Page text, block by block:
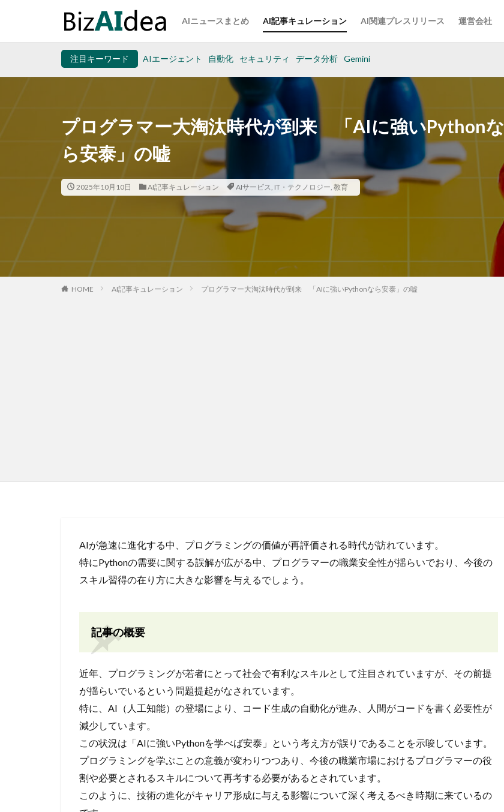
AIニュースまとめ AI記事キュレーション AI関連プレスリリース 運営会社
注目キーワード AIエージェント 自動化 セキュリティ データ分析 Gemini
プログラマー大淘汰時代が到来 「AIに強いPythonな
ら安泰」の嘘
2025年10月10日 AI記事キュレーション AIサービス, IT・テクノロジー, 教育
HOME AI記事キュレーション プログラマー大淘汰時代が到来 「AIに強いPythonなら安泰」の嘘
AIが急速に進化する中、プログラミングの価値が再評価される時代が訪れています。
特にPythonの需要に関する誤解が広がる中、プログラマーの職業安全性が揺らいでおり、今後の
スキル習得の在り方に大きな影響を与えるでしょう。
記事の概要
近年、プログラミングが若者にとって社会で有利なスキルとして注目されていますが、その前提
が揺らいでいるという問題提起がなされています。
特に、AI（人工知能）の登場により、コード生成の自動化が進み、人間がコードを書く必要性が
減少しています。
この状況は「AIに強いPythonを学べば安泰」という考え方が誤りであることを示唆しています。
プログラミングを学ぶことの意義が変わりつつあり、今後の職業市場におけるプログラマーの役
割や必要とされるスキルについて再考する必要があるとされています。
このように、技術の進化がキャリア形成に与える影響について深く考えるべき時期に来ているの